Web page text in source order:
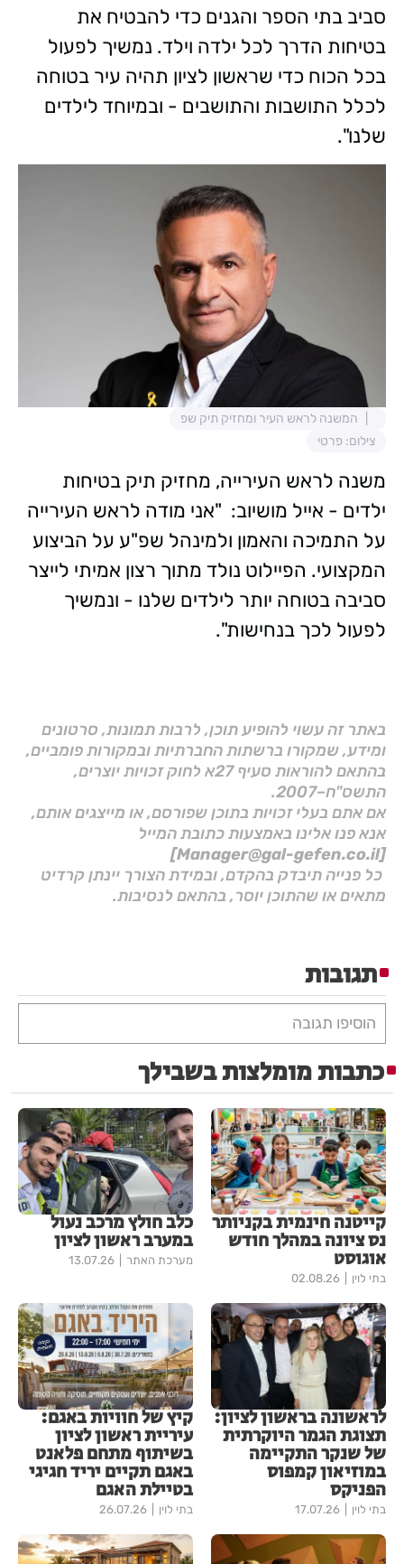
סביב בתי הספר והגנים כדי להבטיח את
בטיחות הדרך לכל ילדה וילד. נמשיך לפעול
בכל הכוח כדי שראשון לציון תהיה עיר בטוחה
לכלל התושבות והתושבים - ובמיוחד לילדים
שלנו".
המשנה לראש העיר ומחזיק תיק שפ
צילום: פרטי
משנה לראש העירייה, מחזיק תיק בטיחות
ילדים - אייל מושיוב: "אני מודה לראש העירייה
על התמיכה והאמון ולמינהל שפ"ע על הביצוע
המקצועי. הפיילוט נולד מתוך רצון אמיתי לייצר
סביבה בטוחה יותר לילדים שלנו - ונמשיך
לפעול לכך בנחישות".
באתר זה עשוי להופיע תוכן, לרבות תמונות, סרטונים
ומידע, שמקורו ברשתות החברתיות ובמקורות פומביים,
בהתאם להוראות סעיף 27א לחוק זכויות יוצרים,
התשס"ח–2007.
אם אתם בעלי זכויות בתוכן שפורסם, או מייצגים אותם,
אנא פנו אלינו באמצעות כתובת המייל
[Manager@gal-gefen.co.il]
כל פנייה תיבדק בהקדם, ובמידת הצורך יינתן קרדיט
מתאים או שהתוכן יוסר, בהתאם לנסיבות.
תגובות
הוסיפו תגובה
כתבות מומלצות בשבילך
קייטנה חינמית בקניותר
נס ציונה במהלך חודש
אוגוסט
בתי לוין 02.08.26
כלב חולץ מרכב נעול
במערב ראשון לציון
מערכת האתר 13.07.26
לראשונה בראשון לציון:
תצוגת הגמר היוקרתית
של שנקר התקיימה
במוזיאון קמפוס
הפניקס
בתי לוין 17.07.26
קיץ של חוויות באגם:
עיריית ראשון לציון
בשיתוף מתחם פלאנט
באגם תקיים יריד חגיגי
בטיילת האגם
בתי לוין 26.07.26